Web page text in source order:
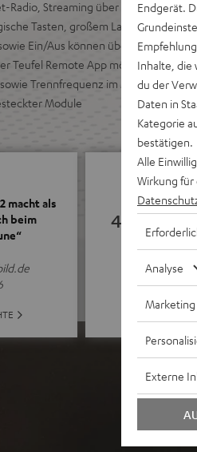
Radio, Streaming über Spotify
Tasten, großem Lautstärkeregler,
Ein/Aus können über die TV-
Teufel Remote App möglich
Trennfrequenz im Menü
Module
macht als
beim
4.74
ALLE
Endgerät.
Inhalte, die
du der
Daten in
Kategorie
bestätigen.
Alle
Wirkung
Analyse
Marketing
Externe